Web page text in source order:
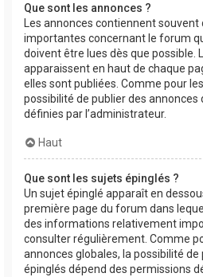
Que sont les annonces ?
Les annonces contiennent
importantes concernant le forum
doivent être lues dès que possible.
apparaissent en haut de chaque
elles sont publiées. Comme pour
possibilité de publier des annonces
définies par l’administrateur.
Haut
Que sont les sujets épinglés ?
Un sujet épinglé apparaît en
première page du forum dans
des informations relativement
consulter régulièrement. Comme
annonces globales, la possibilité de
épinglés dépend des permissions